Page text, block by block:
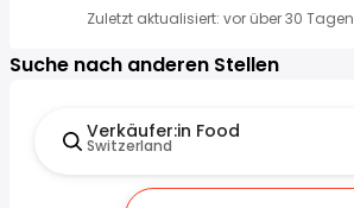
Zuletzt aktualisiert: vor über 30 Tagen
Suche nach anderen Stellen
Verkäufer:in Food
Switzerland